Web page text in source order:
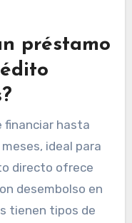
préstamo
financiar hasta
ideal para
directo ofrece
desembolso en
tienen tipos de